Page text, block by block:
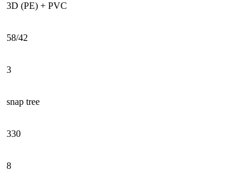
3D (PE) + PVC
58/42
3
snap tree
330
8